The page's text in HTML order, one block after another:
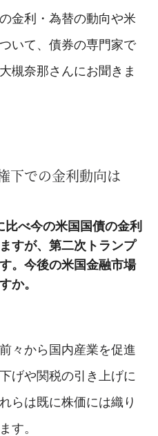
金利・為替の動向や米
いて、債券の専門家で
槻奈那さんにお聞きま
下での金利動向は
べ今の米国国債の金利
すが、第二次トランプ
。今後の米国金融市場
か。
々から国内産業を促進
げや関税の引き上げに
らは既に株価には織り
す。